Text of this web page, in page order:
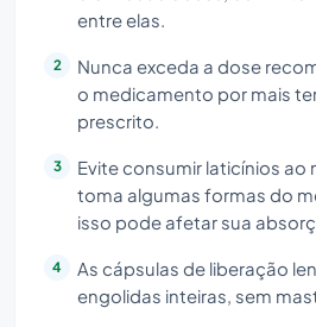
entre elas.
Nunca exceda a dose
o medicamento por mais
prescrito.
Evite consumir laticínios
toma algumas formas do
isso pode afetar sua
As cápsulas de liberação
engolidas inteiras, sem